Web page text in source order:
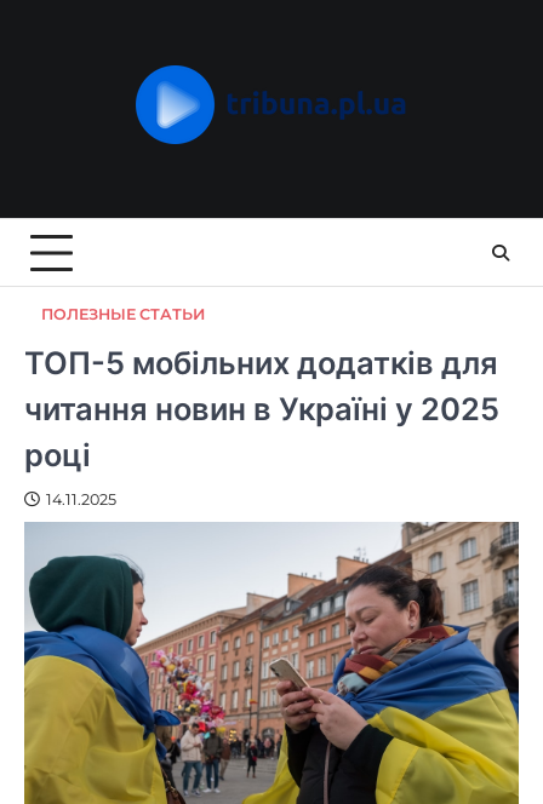
ПОЛЕЗНЫЕ СТАТЬИ
ТОП-5 мобільних додатків для
читання новин в Україні у 2025
році
14.11.2025